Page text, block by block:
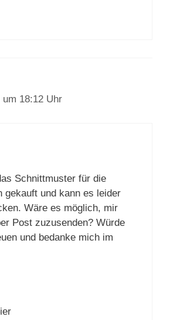
um 18:12 Uhr
Schnittmuster für die
gekauft und kann es leider
Wäre es möglich, mir
Post zuzusenden? Würde
und bedanke mich im